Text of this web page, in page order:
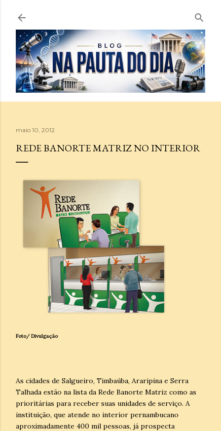
Pular para o conteúdo principal
maio 10, 2012
REDE BANORTE MATRIZ NO INTERIOR
Foto/ Divulgação
As cidades de Salgueiro, Timbaúba, Araripina e Serra
Talhada estão na lista da Rede Banorte Matriz como as
prioritárias para receber suas unidades de serviço. A
instituição, que atende no interior pernambucano
aproximadamente 400 mil pessoas, já prospecta